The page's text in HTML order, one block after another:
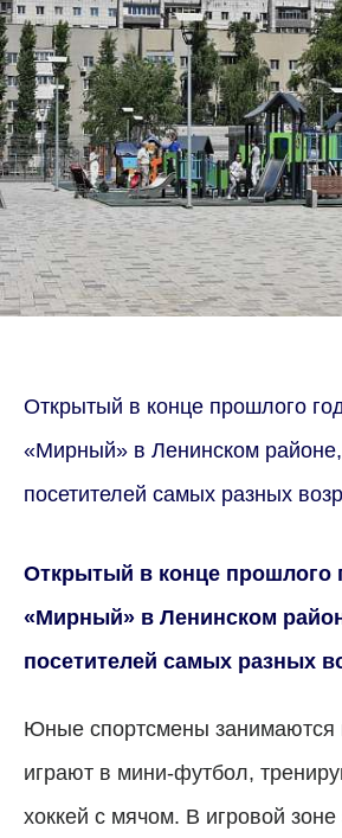
Открытый в конце прошлого
«Мирный» в Ленинском
посетителей самых разных
Открытый в конце прошлого
«Мирный» в Ленинском
посетителей самых разных
Юные спортсмены занимаются
играют в мини-футбол,
хоккей с мячом. В игровой зоне